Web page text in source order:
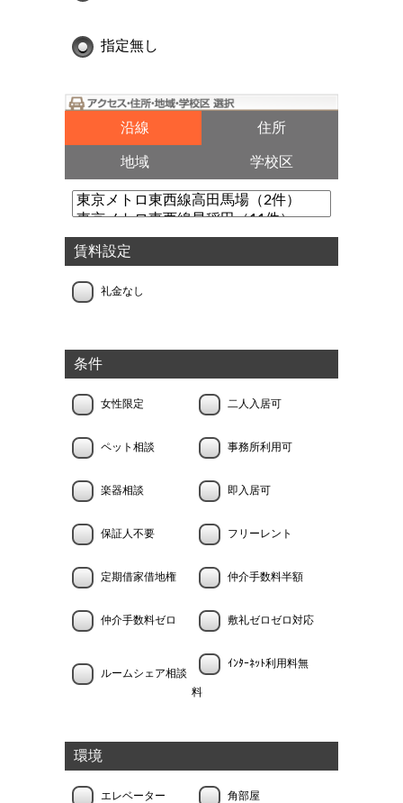
指定無し
沿線 住所
地域 学校区
賃料設定
礼金なし
条件
女性限定 二人入居可
ペット相談 事務所利用可
楽器相談 即入居可
保証人不要 フリーレント
定期借家借地権 仲介手数料半額
仲介手数料ゼロ 敷礼ゼロゼロ対応
ルームシェア相談
ｲﾝﾀｰﾈｯﾄ利用料無
料
環境
エレベーター 角部屋